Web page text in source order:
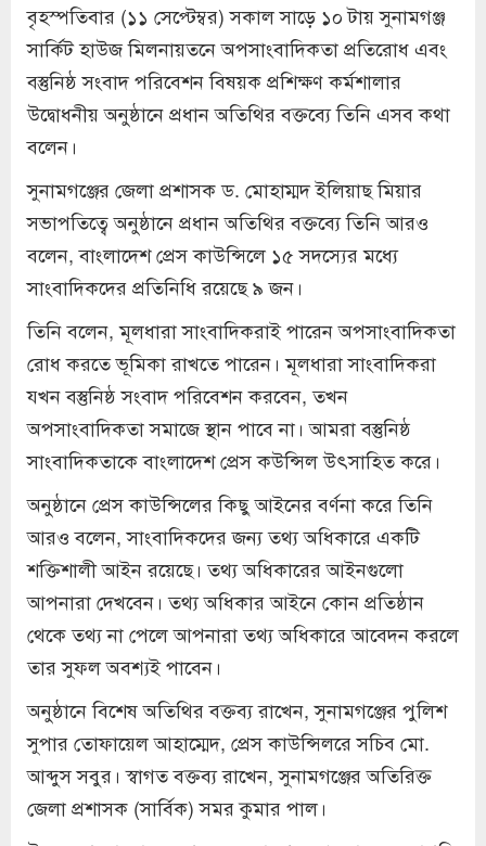
বৃহস্পতিবার (১১ সেপ্টেম্বর) সকাল সাড়ে ১০ টায় সুনামগঞ্জ
সার্কিট হাউজ মিলনায়তনে অপসাংবাদিকতা প্রতিরোধ এবং
বস্তুনিষ্ঠ সংবাদ পরিবেশন বিষয়ক প্রশিক্ষণ কর্মশালার
উদ্বোধনীয় অনুষ্ঠানে প্রধান অতিথির বক্তব্যে তিনি এসব কথা
বলেন।
সুনামগঞ্জের জেলা প্রশাসক ড. মোহাম্মদ ইলিয়াছ মিয়ার
সভাপতিত্বে অনুষ্ঠানে প্রধান অতিথির বক্তব্যে তিনি আরও
বলেন, বাংলাদেশ প্রেস কাউন্সিলে ১৫ সদস্যের মধ্যে
সাংবাদিকদের প্রতিনিধি রয়েছে ৯ জন।
তিনি বলেন, মূলধারা সাংবাদিকরাই পারেন অপসাংবাদিকতা
রোধ করতে ভূমিকা রাখতে পারেন। মূলধারা সাংবাদিকরা
যখন বস্তুনিষ্ঠ সংবাদ পরিবেশন করবেন, তখন
অপসাংবাদিকতা সমাজে স্থান পাবে না। আমরা বস্তুনিষ্ঠ
সাংবাদিকতাকে বাংলাদেশ প্রেস কউন্সিল উৎসাহিত করে।
অনুষ্ঠানে প্রেস কাউন্সিলের কিছু আইনের বর্ণনা করে তিনি
আরও বলেন, সাংবাদিকদের জন্য তথ্য অধিকারে একটি
শক্তিশালী আইন রয়েছে। তথ্য অধিকারের আইনগুলো
আপনারা দেখবেন। তথ্য অধিকার আইনে কোন প্রতিষ্ঠান
থেকে তথ্য না পেলে আপনারা তথ্য অধিকারে আবেদন করলে
তার সুফল অবশ্যই পাবেন।
অনুষ্ঠানে বিশেষ অতিথির বক্তব্য রাখেন, সুনামগঞ্জের পুলিশ
সুপার তোফায়েল আহাম্মেদ, প্রেস কাউন্সিলরে সচিব মো.
আব্দুস সবুর। স্বাগত বক্তব্য রাখেন, সুনামগঞ্জের অতিরিক্ত
জেলা প্রশাসক (সার্বিক) সমর কুমার পাল।